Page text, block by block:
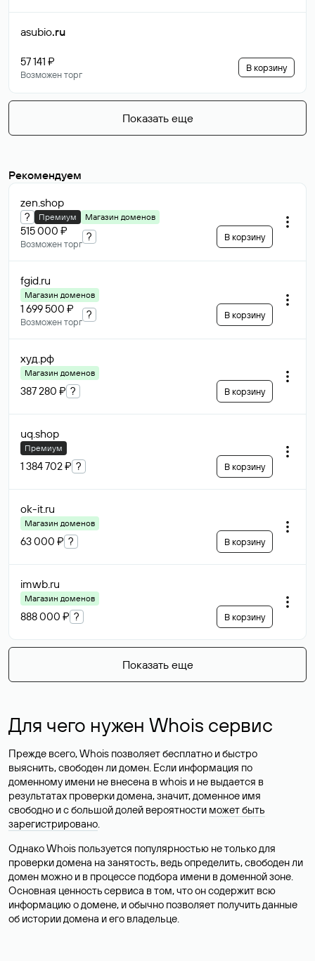
asubio.ru
57 141 ₽
Возможен торг
В корзину
Показать еще
Рекомендуем
zen.shop
? Премиум Магазин доменов
515 000 ₽
Возможен торг
? В корзину
fgid.ru
Магазин доменов
1 699 500 ₽
Возможен торг
? В корзину
худ.рф
Магазин доменов
387 280 ₽ ? В корзину
uq.shop
Премиум
1 384 702 ₽ ? В корзину
ok-it.ru
Магазин доменов
63 000 ₽ ? В корзину
imwb.ru
Магазин доменов
888 000 ₽ ? В корзину
Показать еще
Для чего нужен Whois сервис
Прежде всего, Whois позволяет бесплатно и быстро
выяснить, свободен ли домен. Если информация по
доменному имени не внесена в whois и не выдается в
результатах проверки домена, значит, доменное имя
свободно и с большой долей вероятности может быть
зарегистрировано.
Однако Whois пользуется популярностью не только для
проверки домена на занятость, ведь определить, свободен ли
домен можно и в процессе подбора имени в доменной зоне.
Основная ценность сервиса в том, что он содержит всю
информацию о домене, и обычно позволяет получить данные
об истории домена и его владельце.